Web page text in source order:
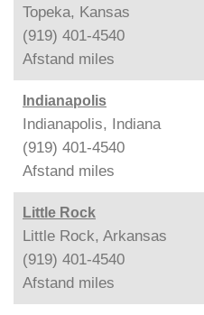
Topeka, Kansas
(919) 401-4540
Afstand miles
Indianapolis
Indianapolis, Indiana
(919) 401-4540
Afstand miles
Little Rock
Little Rock, Arkansas
(919) 401-4540
Afstand miles